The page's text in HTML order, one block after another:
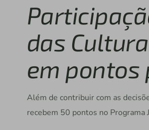
das
em pontos
Além de contribuir com as
recebem 50 pontos no Programa